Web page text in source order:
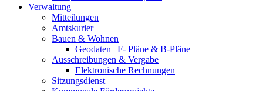
Verwaltung
Mitteilungen
Amtskurier
Bauen & Wohnen
Geodaten | F- Pläne & B-Pläne
Ausschreibungen & Vergabe
Elektronische Rechnungen
Sitzungsdienst